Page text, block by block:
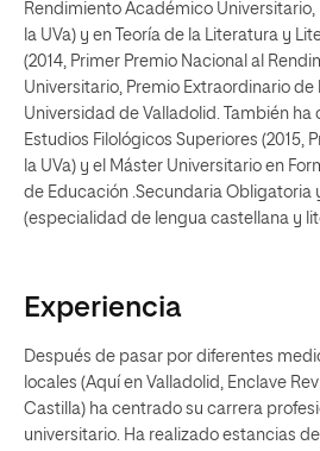
Rendimiento Académico
la UVa) y en Teoría de la Literatura y
(2014, Primer Premio Nacional al
Universitario, Premio Extraordinario de
Universidad de Valladolid. También ha
Estudios Filológicos Superiores (2015,
la UVa) y el Máster Universitario en
de Educación .Secundaria Obligatoria
(especialidad de lengua castellana y
Experiencia
Después de pasar por diferentes
locales (Aquí en Valladolid, Enclave
Castilla) ha centrado su carrera
universitario. Ha realizado estancias